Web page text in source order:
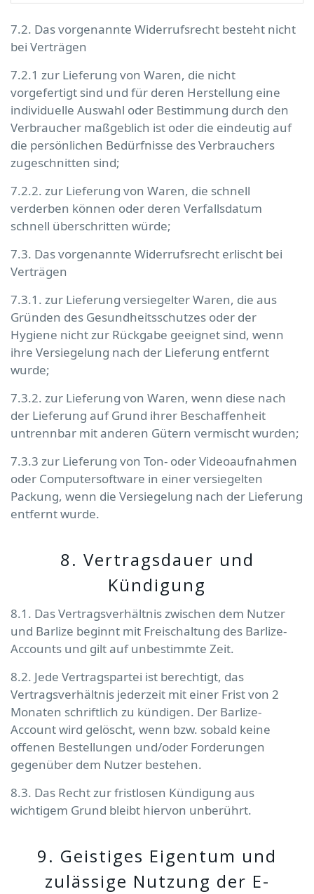
7.2. Das vorgenannte Widerrufsrecht besteht nicht
bei Verträgen
7.2.1 zur Lieferung von Waren, die nicht
vorgefertigt sind und für deren Herstellung eine
individuelle Auswahl oder Bestimmung durch den
Verbraucher maßgeblich ist oder die eindeutig auf
die persönlichen Bedürfnisse des Verbrauchers
zugeschnitten sind;
7.2.2. zur Lieferung von Waren, die schnell
verderben können oder deren Verfallsdatum
schnell überschritten würde;
7.3. Das vorgenannte Widerrufsrecht erlischt bei
Verträgen
7.3.1. zur Lieferung versiegelter Waren, die aus
Gründen des Gesundheitsschutzes oder der
Hygiene nicht zur Rückgabe geeignet sind, wenn
ihre Versiegelung nach der Lieferung entfernt
wurde;
7.3.2. zur Lieferung von Waren, wenn diese nach
der Lieferung auf Grund ihrer Beschaffenheit
untrennbar mit anderen Gütern vermischt wurden;
7.3.3 zur Lieferung von Ton- oder Videoaufnahmen
oder Computersoftware in einer versiegelten
Packung, wenn die Versiegelung nach der Lieferung
entfernt wurde.
8. Vertragsdauer und
Kündigung
8.1. Das Vertragsverhältnis zwischen dem Nutzer
und Barlize beginnt mit Freischaltung des Barlize-
Accounts und gilt auf unbestimmte Zeit.
8.2. Jede Vertragspartei ist berechtigt, das
Vertragsverhältnis jederzeit mit einer Frist von 2
Monaten schriftlich zu kündigen. Der Barlize-
Account wird gelöscht, wenn bzw. sobald keine
offenen Bestellungen und/oder Forderungen
gegenüber dem Nutzer bestehen.
8.3. Das Recht zur fristlosen Kündigung aus
wichtigem Grund bleibt hiervon unberührt.
9. Geistiges Eigentum und
zulässige Nutzung der E-